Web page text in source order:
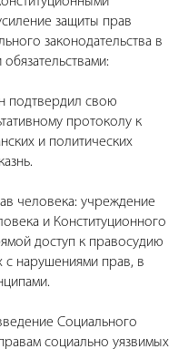
защиты прав
законодательства в
подтвердил свою
протоколу к
и политических
человека: учреждение
и Конституционного
доступ к правосудию
с нарушениями прав, в
Социального
социально уязвимых